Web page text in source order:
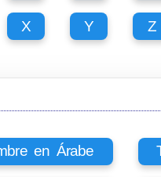
X Y Z
en Árabe